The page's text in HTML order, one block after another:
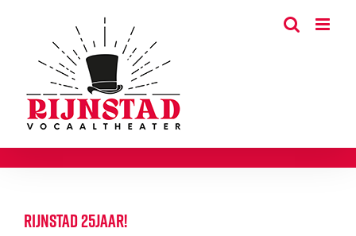
Rijnstad 25jaar!